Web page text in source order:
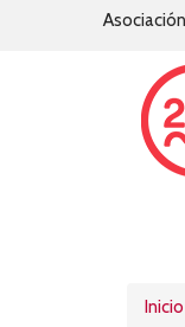
Inicio